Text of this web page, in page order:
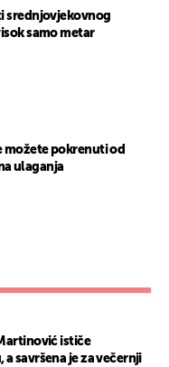
srednjovjekovnog
samo metar
možete pokrenuti od
ulaganja
ističe
savršena je za večernji